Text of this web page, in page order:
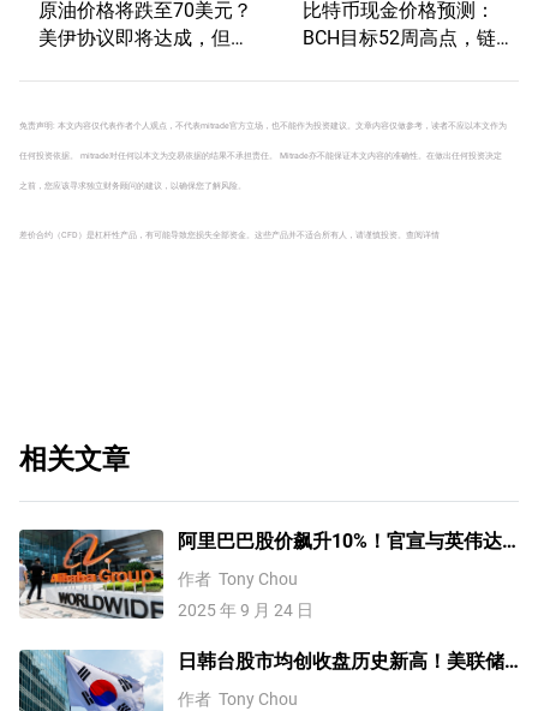
原油价格将跌至70美元？
美伊协议即将达成，但小
比特币现金价格预测：
BCH目标52周高点，链上
免责声明: 本文内容仅代表作者个人观点，不代表mitrade官方立场，也不能作为投资建议。文章内容仅做参考，读者不应以本文作为
任何投资依据。 mitrade对任何以本文为交易依据的结果不承担责任。 Mitrade亦不能保证本文内容的准确性。在做出任何投资决定
之前，您应该寻求独立财务顾问的建议，以确保您了解风险。
差价合约（CFD）是杠杆性产品，有可能导致您损失全部资金。这些产品并不适合所有人，请谨慎投资。 查阅详情
相关文章
阿里巴巴股价飙升10%！官宣与英伟达
合作，未来继续涨？
作者 Tony Chou
2025 年 9 月 24 日
日韩台股市均创收盘历史新高！美联储
降息下未来继续涨？
作者 Tony Chou